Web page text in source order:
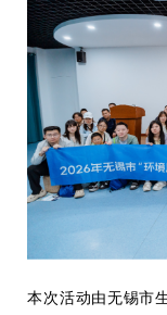
本次活动由无锡市